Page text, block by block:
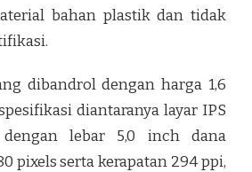
bahan plastik dan tidak
dibandrol dengan harga 1,6
diantaranya layar IPS
dengan lebar 5,0 inch dana
pixels serta kerapatan 294 ppi,